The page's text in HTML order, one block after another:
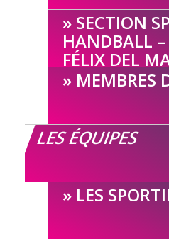
SECTION
HANDBALL –
FÉLIX DEL
MEMBRES
LES ÉQUIPES
LES